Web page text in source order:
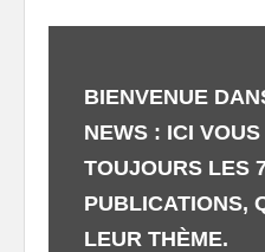
BIENVENUE
NEWS : ICI
TOUJOURS LES
PUBLICATIONS,
LEUR THÈME.